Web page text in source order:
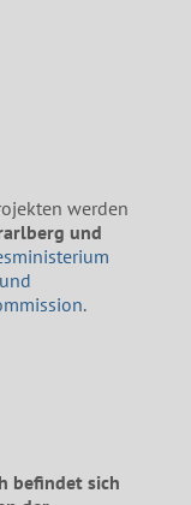
werden
und
.
befindet sich